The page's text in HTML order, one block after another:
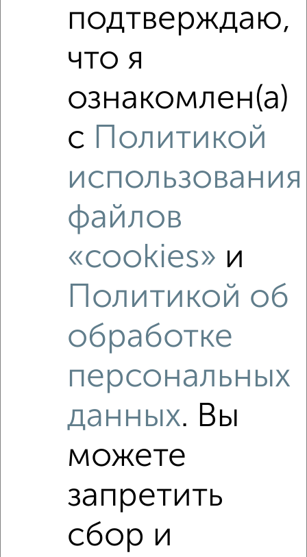
Сравнение средних цен
4‑комнатные квартиры с похожей площадью ±10%
7 580 000
Это предложение
Средняя цена по городу
Похожие предложения рядом
4‑комнатные квартиры недалеко от Тихий переулок 1
подтверждаю,
что я
ознакомлен(а)
с Политикой
использования
файлов
«cookies» и
Политикой об
обработке
персональных
данных. Вы
можете
запретить
сбор и